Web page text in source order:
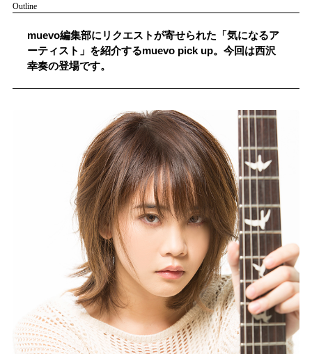
#男性シンガー #HR/HM #女性シンガー
#ヒップホップ #男性シンガーグループ
記事一覧
プレスリリース一覧
会社概要
muevoクラウドファンディング
muevoコミュニティ
ぶいクラ！by muevo
ぶいコミュ！by muevo
ぶいマガ！ by muevo
Outline
muevo編集部にリクエストが寄せられた「気になるア
ーティスト」を紹介するmuevo pick up。今回は西沢
幸奏の登場です。